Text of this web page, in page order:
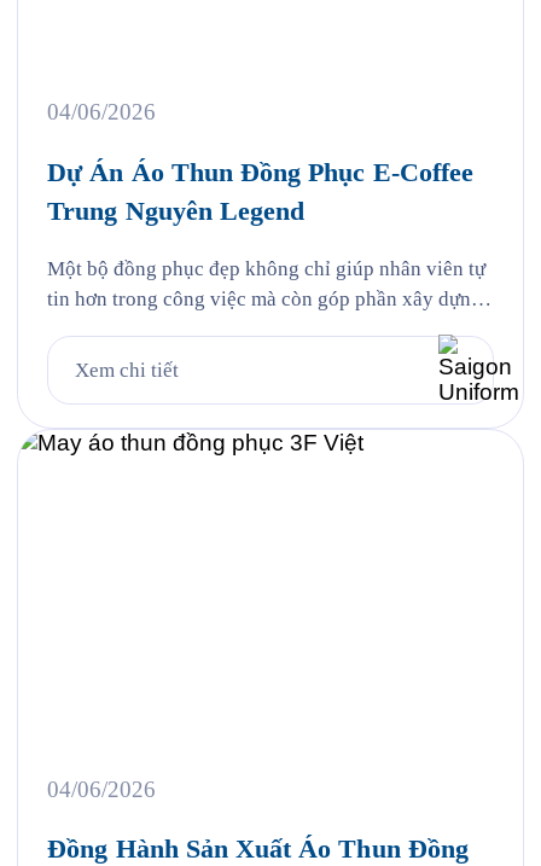
04/06/2026
Dự Án Áo Thun Đồng Phục E-Coffee
Trung Nguyên Legend
Một bộ đồng phục đẹp không chỉ giúp nhân viên tự
tin hơn trong công việc mà còn góp phần xây dựng
khách hàng. Đó cũng chính là lý do ngày càng
nhiều doanh nghiệp đầu tư bài bản vào việc may áo
Xem chi tiết
04/06/2026
Đồng Hành Sản Xuất Áo Thun Đồng